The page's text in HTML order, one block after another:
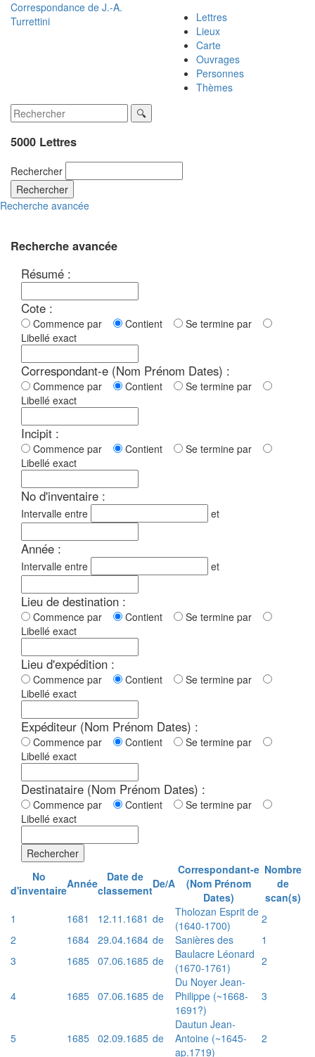
Correspondance de J.-A.
Turrettini
Lettres
Lieux
Carte
Ouvrages
Personnes
Thèmes
5000 Lettres
Rechercher
Rechercher
Recherche avancée
Recherche avancée
Résumé :
Cote :
Commence par Contient
Se termine par
Libellé exact
Correspondant-e (Nom Prénom Dates) :
Commence par Contient
Se termine par
Libellé exact
Incipit :
Commence par Contient
Se termine par
Libellé exact
No d'inventaire :
Intervalle entre et
Année :
Intervalle entre et
Lieu de destination :
Commence par Contient
Se termine par
Libellé exact
Lieu d'expédition :
Commence par Contient
Se termine par
Libellé exact
Expéditeur (Nom Prénom Dates) :
Commence par Contient
Se termine par
Libellé exact
Destinataire (Nom Prénom Dates) :
Commence par Contient
Se termine par
Libellé exact
Rechercher
No
d'inventaireAnnée
Date de
classementDe/A
Correspondant-e
(Nom Prénom
Dates)
Nombre
de
scan(s)
1
1681 12.11.1681 de
Tholozan Esprit de
(1640-1700)
2
2
1684 29.04.1684 de Sanières des
1
3
1685 07.06.1685 de
Baulacre Léonard
(1670-1761)
2
4 1685 07.06.1685 de
Du Noyer Jean-
Philippe (~1668-
1691?)
3
5 1685 02.09.1685 de
Dautun Jean-
Antoine (~1645-
ap.1719)
2